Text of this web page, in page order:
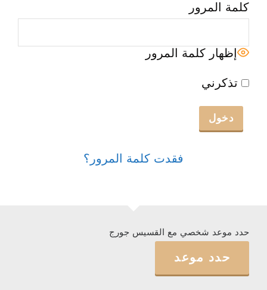
كلمة المرور
إظهار كلمة المرور
تذكرني
فقدت كلمة المرور؟
حدد موعد شخصي مع القسيس جورج
حدد موعد